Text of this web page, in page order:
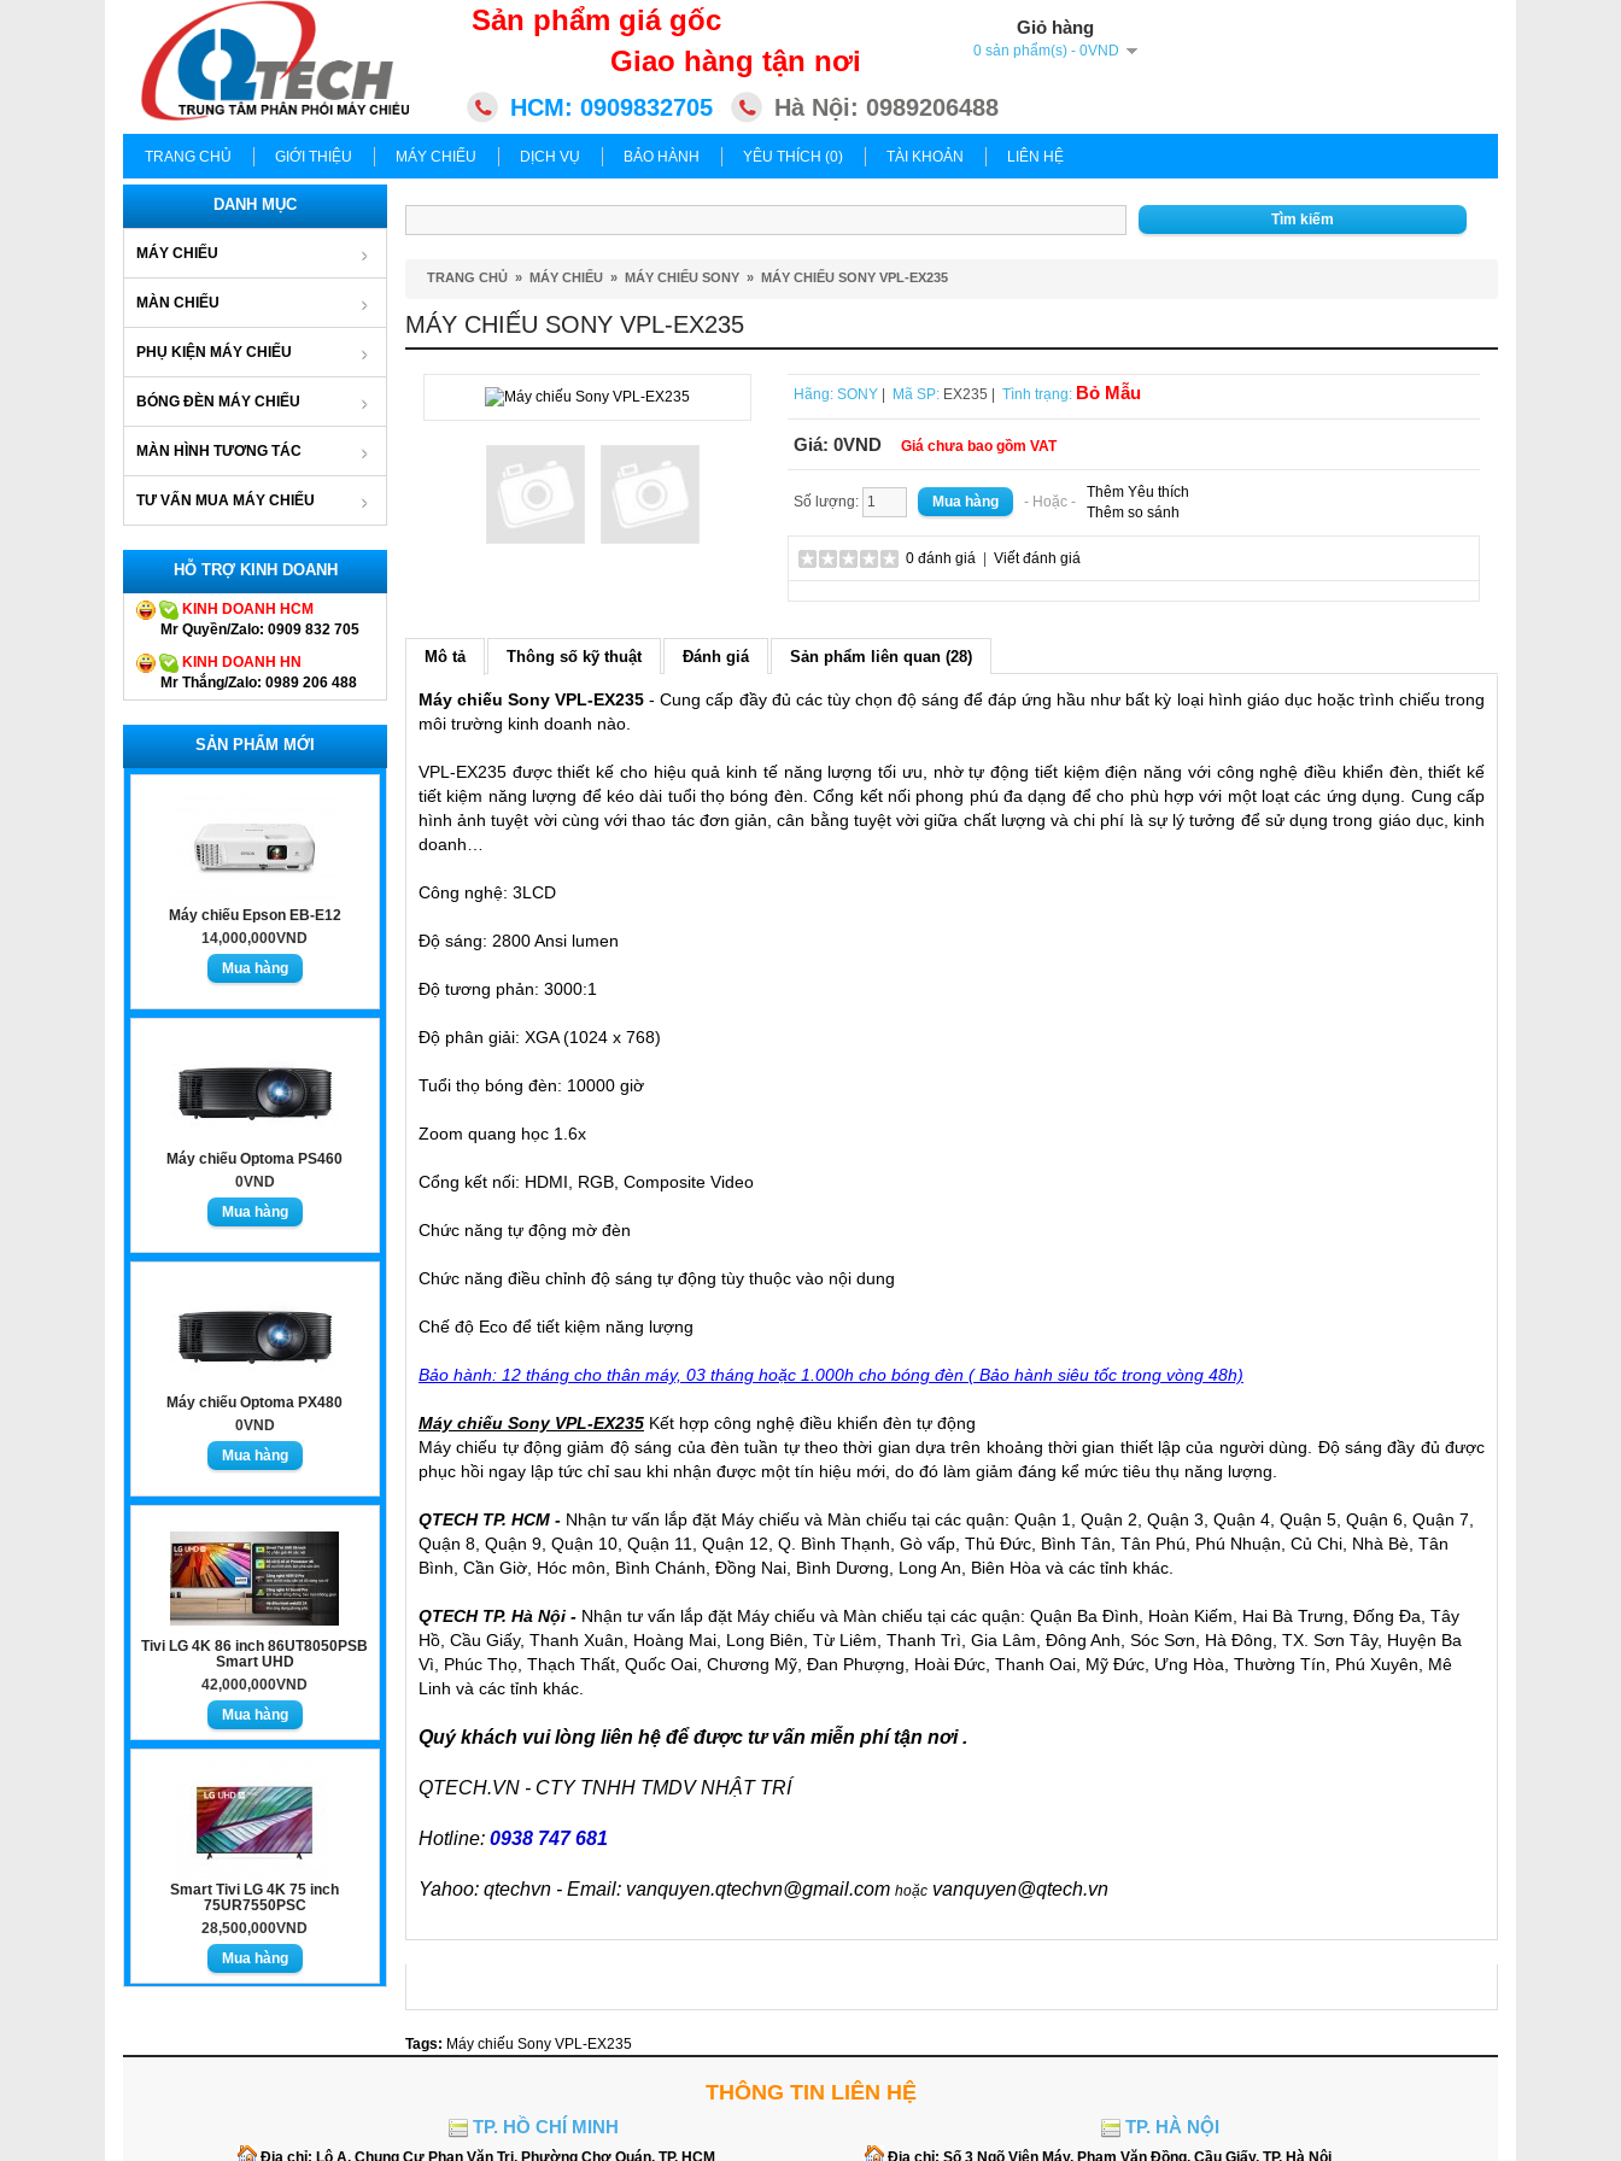
Sản phẩm giá gốc
Giao hàng tận nơi
Giỏ hàng
0 sản phẩm(s) - 0VND
HCM: 0909832705 Hà Nội: 0989206488
TRANG CHỦ GIỚI THIỆU MÁY CHIẾU DỊCH VỤ BẢO HÀNH YÊU THÍCH (0) TÀI KHOẢN LIÊN HỆ
DANH MỤC
MÁY CHIẾU
MÀN CHIẾU
PHỤ KIỆN MÁY CHIẾU
BÓNG ĐÈN MÁY CHIẾU
MÀN HÌNH TƯƠNG TÁC
TƯ VẤN MUA MÁY CHIẾU
HỖ TRỢ KINH DOANH
KINH DOANH HCM
Mr Quyền/Zalo: 0909 832 705
KINH DOANH HN
Mr Thắng/Zalo: 0989 206 488
SẢN PHẨM MỚI
Máy chiếu Epson EB-E12
14,000,000VND
Máy chiếu Optoma PS460
0VND
Máy chiếu Optoma PX480
0VND
Tivi LG 4K 86 inch 86UT8050PSB
Smart UHD
42,000,000VND
Smart Tivi LG 4K 75 inch
75UR7550PSC
28,500,000VND
Tìm kiếm
TRANG CHỦ » MÁY CHIẾU » MÁY CHIẾU SONY » MÁY CHIẾU SONY VPL-EX235
MÁY CHIẾU SONY VPL-EX235
Hãng: SONY| Mã SP:EX235 | Tình trạng: Bỏ Mẫu
Giá: 0VND Giá chưa bao gồm VAT
Số lượng: - Hoặc -
Thêm Yêu thích
Thêm so sánh
0 đánh giá| Viết đánh giá
Mô tả Thông số kỹ thuật Đánh giá Sản phẩm liên quan (28)
Máy chiếu Sony VPL-EX235 - Cung cấp đầy đủ các tùy chọn độ sáng để đáp ứng hầu như bất kỳ loại hình giáo dục hoặc trình chiếu trong
môi trường kinh doanh nào.
VPL-EX235 được thiết kế cho hiệu quả kinh tế năng lượng tối ưu, nhờ tự động tiết kiệm điện năng với công nghệ điều khiển đèn, thiết kế
tiết kiệm năng lượng để kéo dài tuổi thọ bóng đèn. Cổng kết nối phong phú đa dạng để cho phù hợp với một loạt các ứng dụng. Cung cấp
hình ảnh tuyệt vời cùng với thao tác đơn giản, cân bằng tuyệt vời giữa chất lượng và chi phí là sự lý tưởng để sử dụng trong giáo dục, kinh
doanh…
Công nghệ: 3LCD
Độ sáng: 2800 Ansi lumen
Độ tương phản: 3000:1
Độ phân giải: XGA (1024 x 768)
Tuổi thọ bóng đèn: 10000 giờ
Zoom quang học 1.6x
Cổng kết nối: HDMI, RGB, Composite Video
Chức năng tự động mờ đèn
Chức năng điều chỉnh độ sáng tự động tùy thuộc vào nội dung
Chế độ Eco để tiết kiệm năng lượng
Bảo hành: 12 tháng cho thân máy, 03 tháng hoặc 1.000h cho bóng đèn ( Bảo hành siêu tốc trong vòng 48h)
Máy chiếu Sony VPL-EX235 Kết hợp công nghệ điều khiển đèn tự động
Máy chiếu tự động giảm độ sáng của đèn tuần tự theo thời gian dựa trên khoảng thời gian thiết lập của người dùng. Độ sáng đầy đủ được
phục hồi ngay lập tức chỉ sau khi nhận được một tín hiệu mới, do đó làm giảm đáng kể mức tiêu thụ năng lượng.
QTECH TP. HCM - Nhận tư vấn lắp đặt Máy chiếu và Màn chiếu tại các quận: Quận 1, Quận 2, Quận 3, Quận 4, Quận 5, Quận 6, Quận 7,
Quận 8, Quận 9, Quận 10, Quận 11, Quận 12, Q. Bình Thạnh, Gò vấp, Thủ Đức, Bình Tân, Tân Phú, Phú Nhuận, Củ Chi, Nhà Bè, Tân
Bình, Cần Giờ, Hóc môn, Bình Chánh, Đồng Nai, Bình Dương, Long An, Biên Hòa và các tỉnh khác.
QTECH TP. Hà Nội - Nhận tư vấn lắp đặt Máy chiếu và Màn chiếu tại các quận: Quận Ba Đình, Hoàn Kiếm, Hai Bà Trưng, Đống Đa, Tây
Hồ, Cầu Giấy, Thanh Xuân, Hoàng Mai, Long Biên, Từ Liêm, Thanh Trì, Gia Lâm, Đông Anh, Sóc Sơn, Hà Đông, TX. Sơn Tây, Huyện Ba
Vì, Phúc Thọ, Thạch Thất, Quốc Oai, Chương Mỹ, Đan Phượng, Hoài Đức, Thanh Oai, Mỹ Đức, Ưng Hòa, Thường Tín, Phú Xuyên, Mê
Linh và các tỉnh khác.
Quý khách vui lòng liên hệ để được tư vấn miễn phí tận nơi .
QTECH.VN - CTY TNHH TMDV NHẬT TRÍ
Hotline: 0938 747 681
Yahoo: qtechvn - Email: vanquyen.qtechvn@gmail.com hoặc vanquyen@qtech.vn
Tags: Máy chiếu Sony VPL-EX235
THÔNG TIN LIÊN HỆ
TP. HỒ CHÍ MINH
Địa chỉ: Lô A, Chung Cư Phan Văn Trị, Phường Chợ Quán, TP. HCM
TP. HÀ NỘI
Địa chỉ: Số 3 Ngõ Viện Máy, Phạm Văn Đồng, Cầu Giấy, TP. Hà Nội